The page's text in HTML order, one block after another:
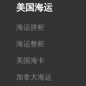
美国海运
海运拼柜
海运整柜
美国海卡
加拿大海运